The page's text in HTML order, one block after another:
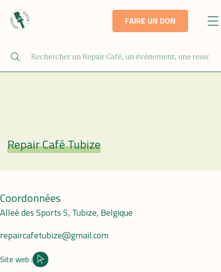
FAIRE UN DON
Repair Café
Repair Café Tubize
Coordonnées
Alleé des Sports 5, Tubize, Belgique
repaircafetubize@gmail.com
Site web :
Site internet